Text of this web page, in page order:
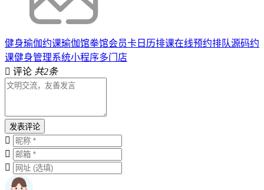
健身瑜伽约课瑜伽馆拳馆会员卡日历排课在线预约排队源码约
课健身管理系统小程序多门店
评论 共2条
发表评论